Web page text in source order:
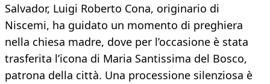
Salvador, Luigi Roberto Cona, originario di
Niscemi, ha guidato un momento di preghiera
nella chiesa madre, dove per l’occasione è stata
trasferita l’icona di Maria Santissima del Bosco,
patrona della città. Una processione silenziosa è